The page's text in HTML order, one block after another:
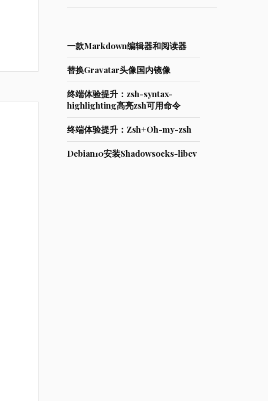
一款Markdown编辑器和阅读器
替换Gravatar头像国内镜像
终端体验提升：zsh-syntax-
highlighting高亮zsh可用命令
终端体验提升：Zsh+Oh-my-zsh
Debian10安装Shadowsocks-libev